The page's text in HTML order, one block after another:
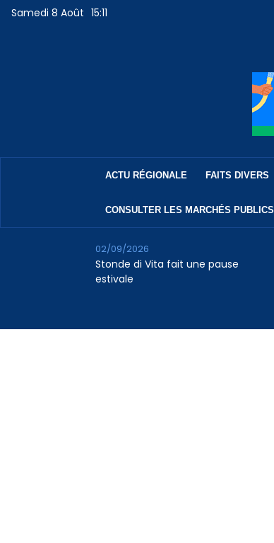
Samedi 8 Août 15:11
ACTU RÉGIONALE FAITS DIVERS
CONSULTER LES MARCHÉS PUBLICS
Stonde di Vita fait une pause
estivale
02/09/2026